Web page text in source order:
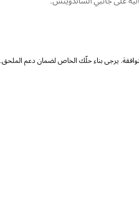
يرجى بناء حلّك الخاص لضمان دعم الملحق.